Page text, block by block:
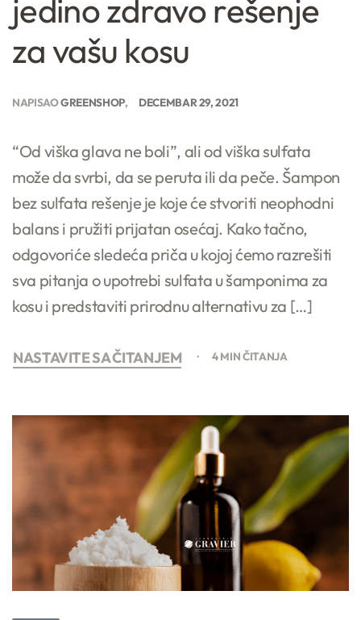
jedino zdravo rešenje
za vašu kosu
NAPISAOGREENSHOP DECEMBAR 29, 2021
“Od viška glava ne boli”, ali od viška sulfata
može da svrbi, da se peruta ili da peče. Šampon
bez sulfata rešenje je koje će stvoriti neophodni
balans i pružiti prijatan osećaj. Kako tačno,
odgovoriće sledeća priča u kojoj ćemo razrešiti
sva pitanja o upotrebi sulfata u šamponima za
kosu i predstaviti prirodnu alternativu za […]
NASTAVITE SA ČITANJEM 4 MIN ČITANJA